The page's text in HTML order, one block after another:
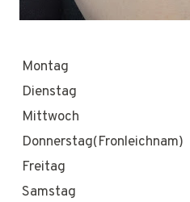
Montag
Dienstag
Mittwoch
Donnerstag(Fronleichnam)
Freitag
Samstag